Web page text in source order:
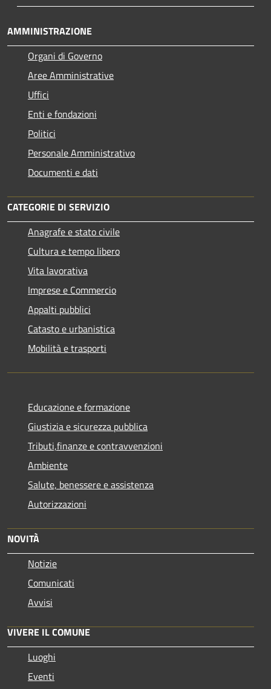
AMMINISTRAZIONE
Organi di Governo
Aree Amministrative
Uffici
Enti e fondazioni
Politici
Personale Amministrativo
Documenti e dati
CATEGORIE DI SERVIZIO
Anagrafe e stato civile
Cultura e tempo libero
Vita lavorativa
Imprese e Commercio
Appalti pubblici
Catasto e urbanistica
Mobilità e trasporti
Educazione e formazione
Giustizia e sicurezza pubblica
Tributi,finanze e contravvenzioni
Ambiente
Salute, benessere e assistenza
Autorizzazioni
NOVITÀ
Notizie
Comunicati
Avvisi
VIVERE IL COMUNE
Luoghi
Eventi